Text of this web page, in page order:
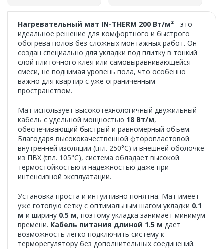
Нагревательный мат IN-THERM 200 Вт/м² - это
идеальное решение для комфортного и быстрого
обогрева полов без сложных монтажных работ. Он
создан специально для укладки под плитку в тонкий
слой плиточного клея или самовыравнивающейся
смеси, не поднимая уровень пола, что особенно
важно для квартир с уже ограниченным
пространством.
Мат использует высокотехнологичный двужильный
кабель с удельной мощностью 18 Вт/м,
обеспечивающий быстрый и равномерный объем.
Благодаря высококачественной фторопластовой
внутренней изоляции (tпл. 250°C) и внешней оболочке
из ПВХ (tпл. 105°C), система обладает высокой
термостойкостью и надежностью даже при
интенсивной эксплуатации.
Установка проста и интуитивно понятна. Мат имеет
уже готовую сетку с оптимальным шагом укладки 0.1
м и ширину 0.5 м, поэтому укладка занимает минимум
времени. Кабель питания длиной 1.5 м дает
возможность легко подключить систему к
терморегулятору без дополнительных соединений.